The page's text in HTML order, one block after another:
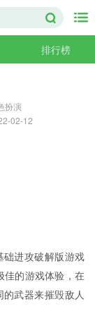
排行榜
扮演
02-12
进攻破解版游戏
佳的游戏体验，在
武器来摧毁敌人